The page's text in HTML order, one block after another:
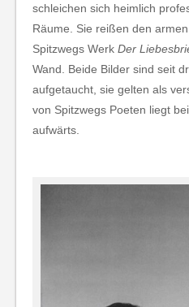
schleichen sich heimlich
Räume. Sie reißen den
Spitzwegs Werk Der
Wand. Beide Bilder sind seit
aufgetaucht, sie gelten als
von Spitzwegs Poeten liegt
aufwärts.